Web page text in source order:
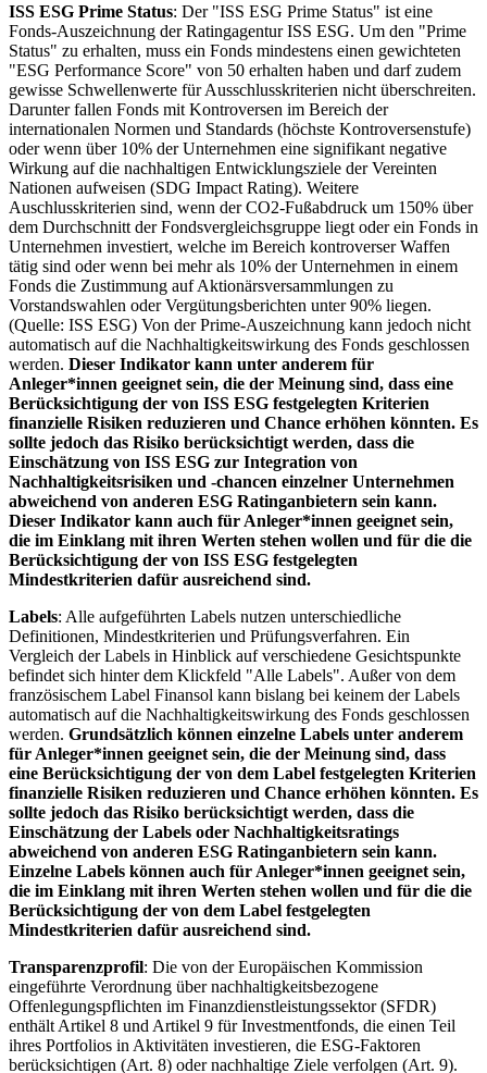
ISS ESG Prime Status: Der "ISS ESG Prime Status" ist eine
Fonds-Auszeichnung der Ratingagentur ISS ESG. Um den "Prime
Status" zu erhalten, muss ein Fonds mindestens einen gewichteten
"ESG Performance Score" von 50 erhalten haben und darf zudem
gewisse Schwellenwerte für Ausschlusskriterien nicht überschreiten.
Darunter fallen Fonds mit Kontroversen im Bereich der
internationalen Normen und Standards (höchste Kontroversenstufe)
oder wenn über 10% der Unternehmen eine signifikant negative
Wirkung auf die nachhaltigen Entwicklungsziele der Vereinten
Nationen aufweisen (SDG Impact Rating). Weitere
Auschlusskriterien sind, wenn der CO2-Fußabdruck um 150% über
dem Durchschnitt der Fondsvergleichsgruppe liegt oder ein Fonds in
Unternehmen investiert, welche im Bereich kontroverser Waffen
tätig sind oder wenn bei mehr als 10% der Unternehmen in einem
Fonds die Zustimmung auf Aktionärsversammlungen zu
Vorstandswahlen oder Vergütungsberichten unter 90% liegen.
(Quelle: ISS ESG) Von der Prime-Auszeichnung kann jedoch nicht
automatisch auf die Nachhaltigkeitswirkung des Fonds geschlossen
werden. Dieser Indikator kann unter anderem für
Anleger*innen geeignet sein, die der Meinung sind, dass eine
Berücksichtigung der von ISS ESG festgelegten Kriterien
finanzielle Risiken reduzieren und Chance erhöhen könnten. Es
sollte jedoch das Risiko berücksichtigt werden, dass die
Einschätzung von ISS ESG zur Integration von
Nachhaltigkeitsrisiken und -chancen einzelner Unternehmen
abweichend von anderen ESG Ratinganbietern sein kann.
Dieser Indikator kann auch für Anleger*innen geeignet sein,
die im Einklang mit ihren Werten stehen wollen und für die die
Berücksichtigung der von ISS ESG festgelegten
Mindestkriterien dafür ausreichend sind.
Labels: Alle aufgeführten Labels nutzen unterschiedliche
Definitionen, Mindestkriterien und Prüfungsverfahren. Ein
Vergleich der Labels in Hinblick auf verschiedene Gesichtspunkte
befindet sich hinter dem Klickfeld "Alle Labels". Außer von dem
französischem Label Finansol kann bislang bei keinem der Labels
automatisch auf die Nachhaltigkeitswirkung des Fonds geschlossen
werden. Grundsätzlich können einzelne Labels unter anderem
für Anleger*innen geeignet sein, die der Meinung sind, dass
eine Berücksichtigung der von dem Label festgelegten Kriterien
finanzielle Risiken reduzieren und Chance erhöhen könnten. Es
sollte jedoch das Risiko berücksichtigt werden, dass die
Einschätzung der Labels oder Nachhaltigkeitsratings
abweichend von anderen ESG Ratinganbietern sein kann.
Einzelne Labels können auch für Anleger*innen geeignet sein,
die im Einklang mit ihren Werten stehen wollen und für die die
Berücksichtigung der von dem Label festgelegten
Mindestkriterien dafür ausreichend sind.
Transparenzprofil: Die von der Europäischen Kommission
eingeführte Verordnung über nachhaltigkeitsbezogene
Offenlegungspflichten im Finanzdienstleistungssektor (SFDR)
enthält Artikel 8 und Artikel 9 für Investmentfonds, die einen Teil
ihres Portfolios in Aktivitäten investieren, die ESG-Faktoren
berücksichtigen (Art. 8) oder nachhaltige Ziele verfolgen (Art. 9).